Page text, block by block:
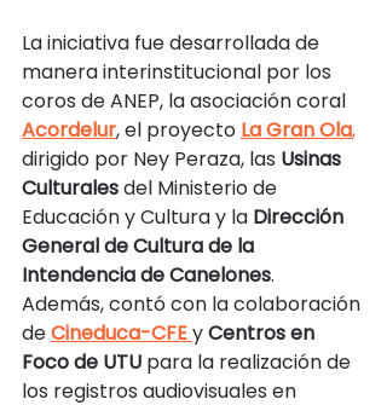
La iniciativa fue desarrollada de
manera interinstitucional por los
coros de ANEP, la asociación coral
Acordelur, el proyecto La Gran Ola,
dirigido por Ney Peraza, las Usinas
Culturales del Ministerio de
Educación y Cultura y la Dirección
General de Cultura de la
Intendencia de Canelones.
Además, contó con la colaboración
de Cineduca-CFEy Centros en
Foco de UTU para la realización de
los registros audiovisuales en